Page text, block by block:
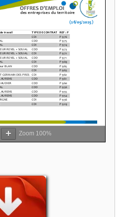
Zoom 100%